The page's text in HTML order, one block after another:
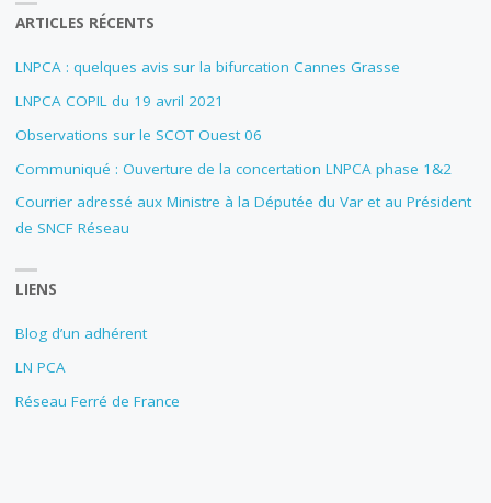
ARTICLES RÉCENTS
LNPCA : quelques avis sur la bifurcation Cannes Grasse
LNPCA COPIL du 19 avril 2021
Observations sur le SCOT Ouest 06
Communiqué : Ouverture de la concertation LNPCA phase 1&2
Courrier adressé aux Ministre à la Députée du Var et au Président
de SNCF Réseau
LIENS
Blog d’un adhérent
LN PCA
Réseau Ferré de France